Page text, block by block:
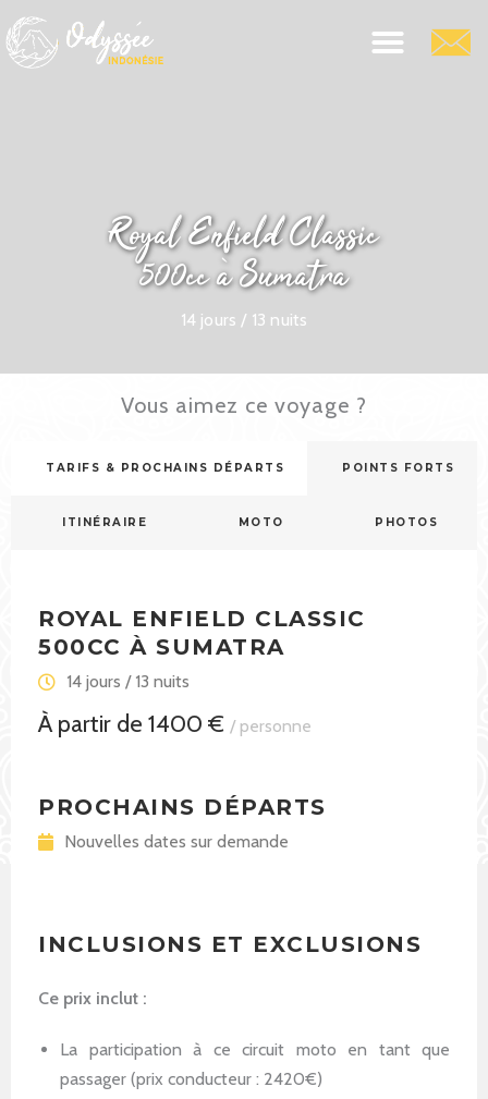
Royal Enfield Classic
500cc à Sumatra
14 jours / 13 nuits
Vous aimez ce voyage ?
TARIFS & PROCHAINS DÉPARTS POINTS FORTS
ITINÉRAIRE MOTO PHOTOS
ROYAL ENFIELD CLASSIC
500CC À SUMATRA
14 jours / 13 nuits
À partir de 1400 € / personne
PROCHAINS DÉPARTS
Nouvelles dates sur demande
INCLUSIONS ET EXCLUSIONS
Ce prix inclut :
La participation à ce circuit moto en tant que
passager (prix conducteur : 2420€)